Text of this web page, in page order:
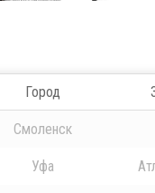
Город
Смоленск
Уфа